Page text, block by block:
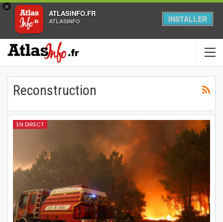
×
ATLASINFO.FR
ATLASINFO INSTALLER
Reconstruction
EN DIRECT